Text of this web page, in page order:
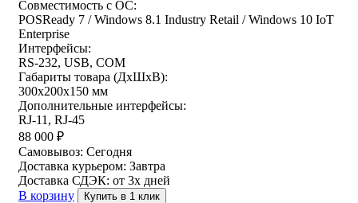
Совместимость с ОС:
POSReady 7 / Windows 8.1 Industry Retail / Windows 10 IoT
Enterprise
Интерфейсы:
RS-232, USB, COM
Габариты товара (ДxШxВ):
300х200х150 мм
Дополнительные интерфейсы:
RJ-11, RJ-45
88 000 ₽
Самовывоз: Сегодня
Доставка курьером: Завтра
Доставка СДЭК: от 3х дней
В корзину
Купить в 1 клик